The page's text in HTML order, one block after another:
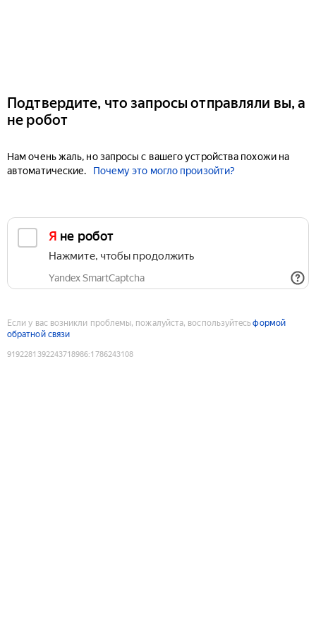
Подтвердите, что запросы отправляли вы, а
не робот
Нам очень жаль, но запросы с вашего устройства похожи на
автоматические.
Почему это могло произойти?
Я не робот
Нажмите, чтобы продолжить
Yandex SmartCaptcha
Если у вас возникли проблемы, пожалуйста, воспользуйтесьформой
обратной связи
9192281392243718986:1786243108